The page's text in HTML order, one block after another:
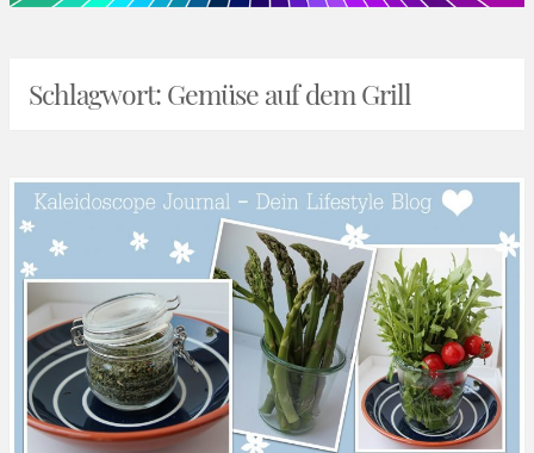
Schlagwort:Gemüse auf dem Grill